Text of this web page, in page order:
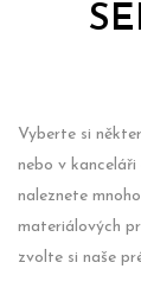
Vyberte si
nebo v
naleznete
materiálových
zvolte si naše